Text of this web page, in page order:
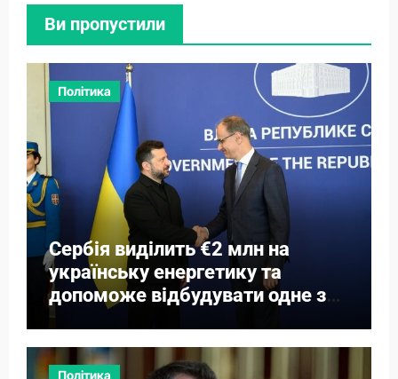
Ви пропустили
Політика
Сербія виділить €2 млн на
українську енергетику та
допоможе відбудувати одне з
міст
Політика